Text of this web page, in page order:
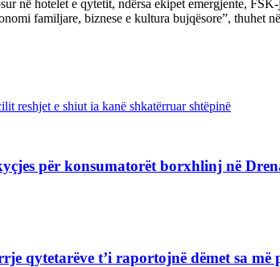
në hotelet e qytetit, ndërsa ekipet emergjente,
familjare, biznese e kultura bujqësore”, thuhet
reshjet e shiut ia kanë shkatërruar shtëpinë
për konsumatorët borxhlinj në
qytetarëve t’i raportojnë dëmet sa më